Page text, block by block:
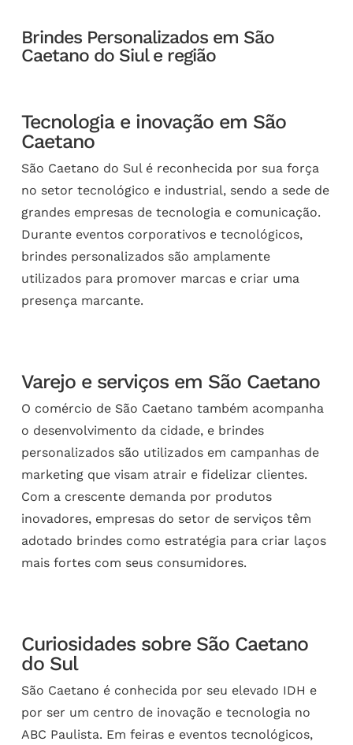
Brindes Personalizados em São
Caetano do Siul e região
Tecnologia e inovação em São
Caetano
São Caetano do Sul é reconhecida por sua força
no setor tecnológico e industrial, sendo a sede de
grandes empresas de tecnologia e comunicação.
Durante eventos corporativos e tecnológicos,
brindes personalizados são amplamente
utilizados para promover marcas e criar uma
presença marcante.
Varejo e serviços em São Caetano
O comércio de São Caetano também acompanha
o desenvolvimento da cidade, e brindes
personalizados são utilizados em campanhas de
marketing que visam atrair e fidelizar clientes.
Com a crescente demanda por produtos
inovadores, empresas do setor de serviços têm
adotado brindes como estratégia para criar laços
mais fortes com seus consumidores.
Curiosidades sobre São Caetano
do Sul
São Caetano é conhecida por seu elevado IDH e
por ser um centro de inovação e tecnologia no
ABC Paulista. Em feiras e eventos tecnológicos,